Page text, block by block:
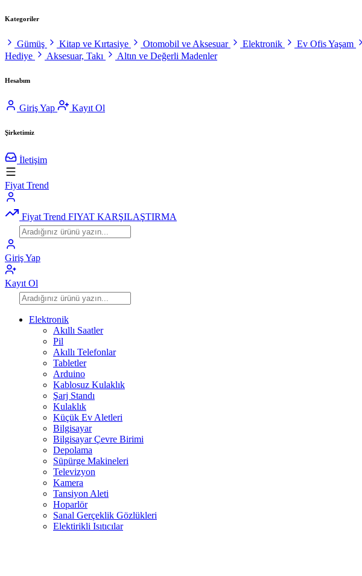
Kategoriler
Gümüş Kitap ve Kırtasiye Otomobil ve Aksesuar Elektronik Ev Ofis Yaşam
Hediye
Aksesuar, Takı Altın ve Değerli Madenler
Hesabım
Giriş Yap Kayıt Ol
Şirketimiz
İletişim
Fiyat Trend
Fiyat Trend FIYAT KARŞILAŞTIRMA
Giriş Yap
Kayıt Ol
Elektronik
Akıllı Saatler
Pil
Akıllı Telefonlar
Tabletler
Arduino
Kablosuz Kulaklık
Şarj Standı
Kulaklık
Küçük Ev Aletleri
Bilgisayar
Bilgisayar Çevre Birimi
Depolama
Süpürge Makineleri
Televizyon
Kamera
Tansiyon Aleti
Hoparlör
Sanal Gerçeklik Gözlükleri
Elektirikli Isıtıcılar